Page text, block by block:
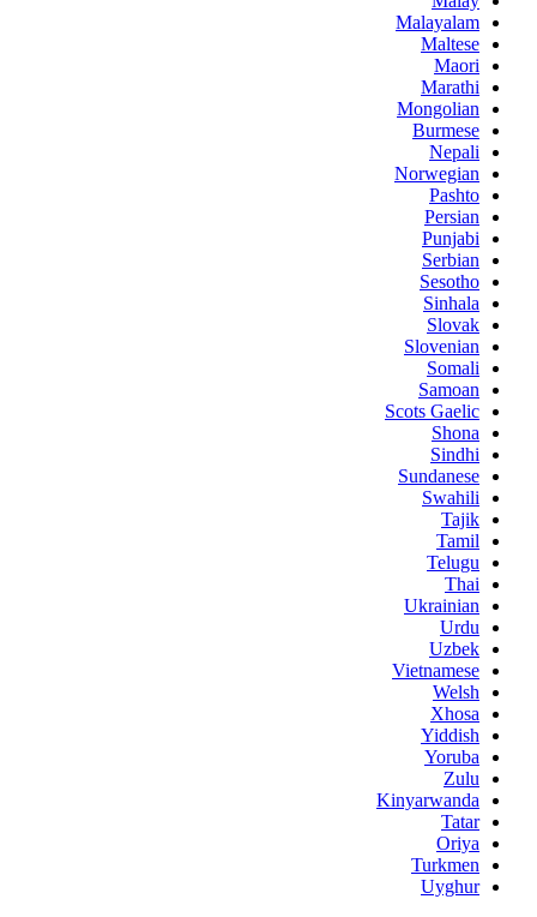
Malayalam
Maltese
Maori
Marathi
Mongolian
Burmese
Nepali
Norwegian
Pashto
Persian
Punjabi
Serbian
Sesotho
Sinhala
Slovak
Slovenian
Somali
Samoan
Scots Gaelic
Shona
Sindhi
Sundanese
Swahili
Tajik
Tamil
Telugu
Thai
Ukrainian
Urdu
Uzbek
Vietnamese
Welsh
Xhosa
Yiddish
Yoruba
Zulu
Kinyarwanda
Tatar
Oriya
Turkmen
Uyghur